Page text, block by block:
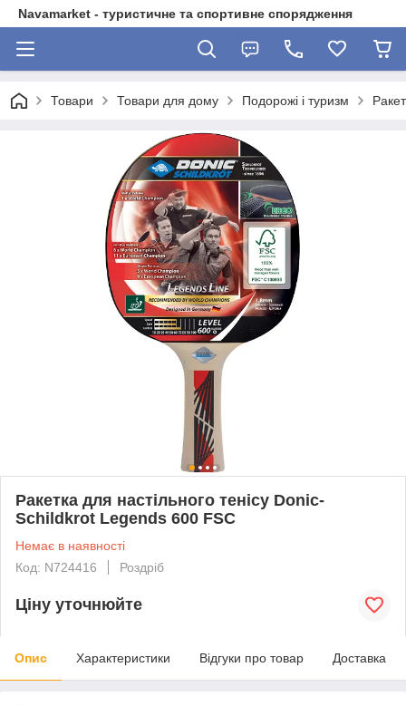
Navamarket - туристичне та спортивне спорядження
Товари Товари для дому Подорожі і туризм
Ракетка для настільного тенісу Donic-
Schildkrot Legends 600 FSC
Немає в наявності
Код: N724416
Роздріб
Ціну уточнюйте
Опис Характеристики Відгуки про товар Доставка